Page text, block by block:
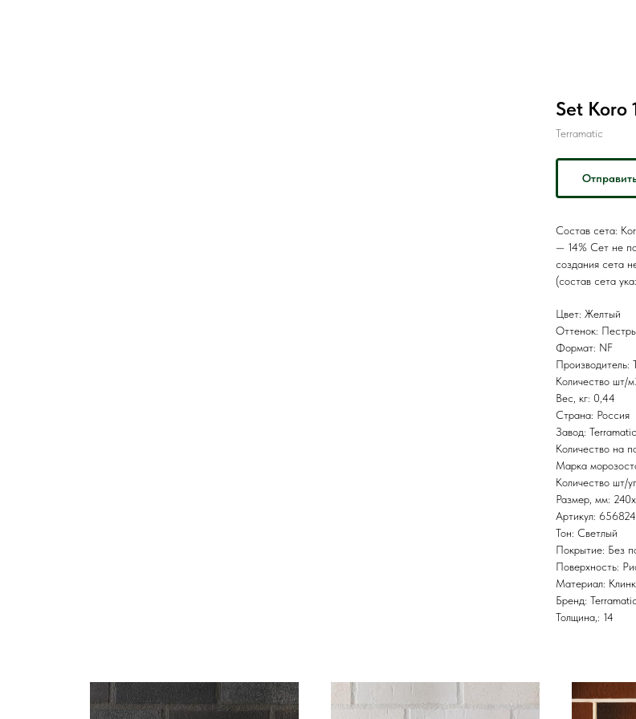
Set Koro
Terramatic
Состав сета:
— 14% Сет не
создания сета
(состав сета
Цвет: Желтый
Оттенок:
Формат: NF
Производитель:
Количество шт/
Вес, кг: 0,44
Страна: Россия
Завод: Terramatic
Количество на
Марка
Количество шт/
Размер, мм:
Артикул: 656824
Тон: Светлый
Покрытие: Без
Поверхность:
Материал:
Бренд: Terramatic
Толщина,: 14